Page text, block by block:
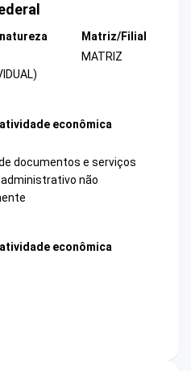
Matriz/Filial
MATRIZ
econômica
documentos e serviços
não
econômica